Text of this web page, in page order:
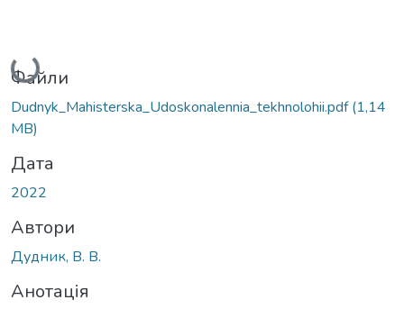
Вантажиться...
Файли
Dudnyk_Мahisterska_Udoskonalennia_tekhnolohii.pdf(1,14
MB)
Дата
2022
Автори
Дудник, В. В.
Анотація